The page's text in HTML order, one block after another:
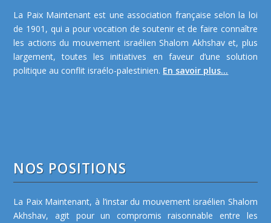
La Paix Maintenant est une association française selon la loi
de 1901, qui a pour vocation de soutenir et de faire connaître
les actions du mouvement israélien Shalom Akhshav et, plus
largement, toutes les initiatives en faveur d’une solution
politique au conflit israélo-palestinien. En savoir plus...
NOS POSITIONS
La Paix Maintenant, à l’instar du mouvement israélien Shalom
Akhshav, agit pour un compromis raisonnable entre les